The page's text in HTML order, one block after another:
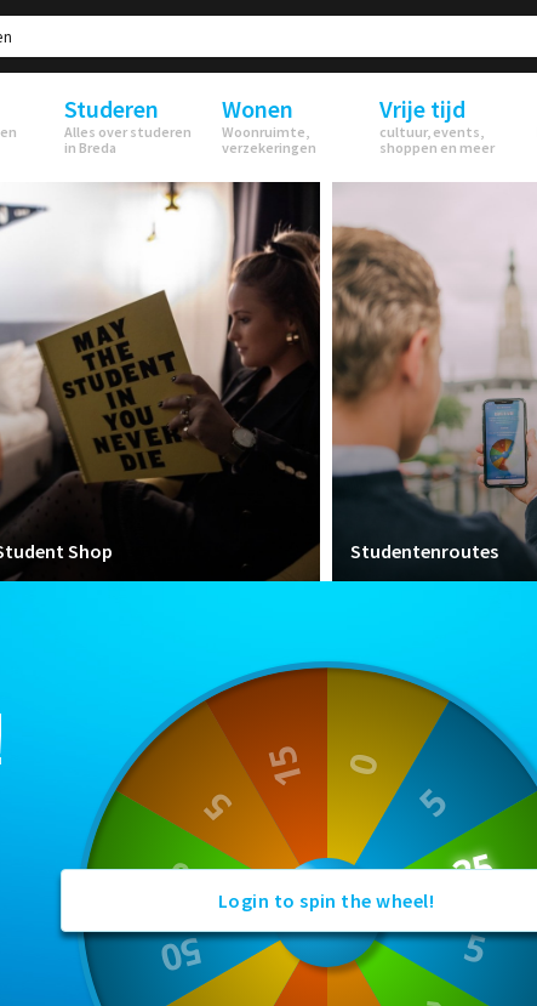
Studeren
Alles over studeren
in Breda
Wonen
Woonruimte,
verzekeringen
Vrije tijd
cultuur, events,
shoppen en meer
Shop Studentenroutes
Login to spin the wheel!